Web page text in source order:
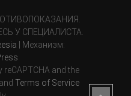
У СПЕЦИАЛИСТА.
| Механизм:
and the
Terms of Service